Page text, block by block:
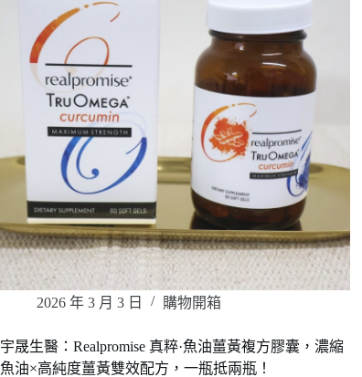
2026 年 3 月 3 日 購物開箱
宇晟生醫：Realpromise 真粹·魚油薑黃複方膠囊，濃縮
魚油×高純度薑黃雙效配方，一瓶抵兩瓶！